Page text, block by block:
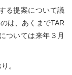
る提案について議
は、あくまでTAR
ついては来年３月
。